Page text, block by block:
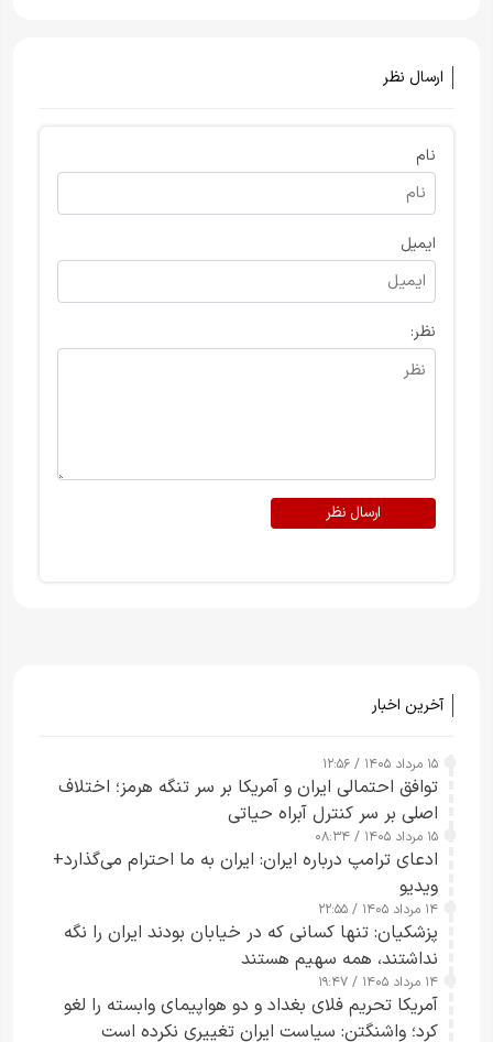
ارسال نظر
نام
ایمیل
نظر:
ارسال نظر
آخرین اخبار
۱۵ مرداد ۱۴۰۵ / ۱۲:۵۶
توافق احتمالی ایران و آمریکا بر سر تنگه هرمز؛ اختلاف
اصلی بر سر کنترل آبراه حیاتی
۱۵ مرداد ۱۴۰۵ / ۰۸:۳۴
ادعای ترامپ درباره ایران: ایران به ما احترام می‌گذارد+
ویدیو
۱۴ مرداد ۱۴۰۵ / ۲۲:۵۵
پزشکیان: تنها کسانی که در خیابان بودند ایران را نگه
نداشتند، همه سهیم هستند
۱۴ مرداد ۱۴۰۵ / ۱۹:۴۷
آمریکا تحریم فلای بغداد و دو هواپیمای وابسته را لغو
کرد؛ واشنگتن: سیاست ایران تغییری نکرده است